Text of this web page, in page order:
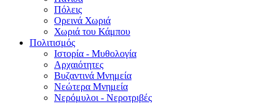
Πόλεις
Ορεινά Χωριά
Χωριά του Κάμπου
Πολιτισμός
Ιστορία - Μυθολογία
Αρχαιότητες
Βυζαντινά Μνημεία
Νεώτερα Μνημεία
Νερόμυλοι - Nεροτριβές